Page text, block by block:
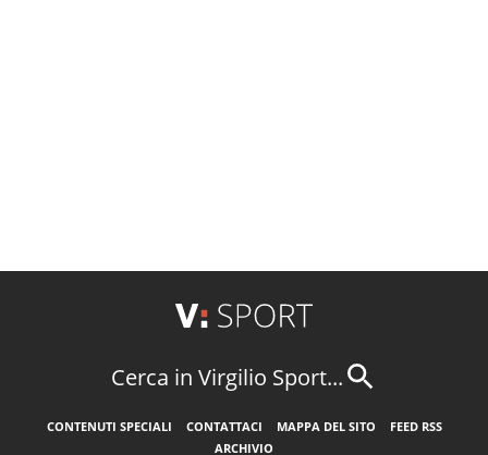
Cerca in Virgilio Sport...
CONTENUTI SPECIALI CONTATTACI MAPPA DEL SITO
FEED RSS
ARCHIVIO